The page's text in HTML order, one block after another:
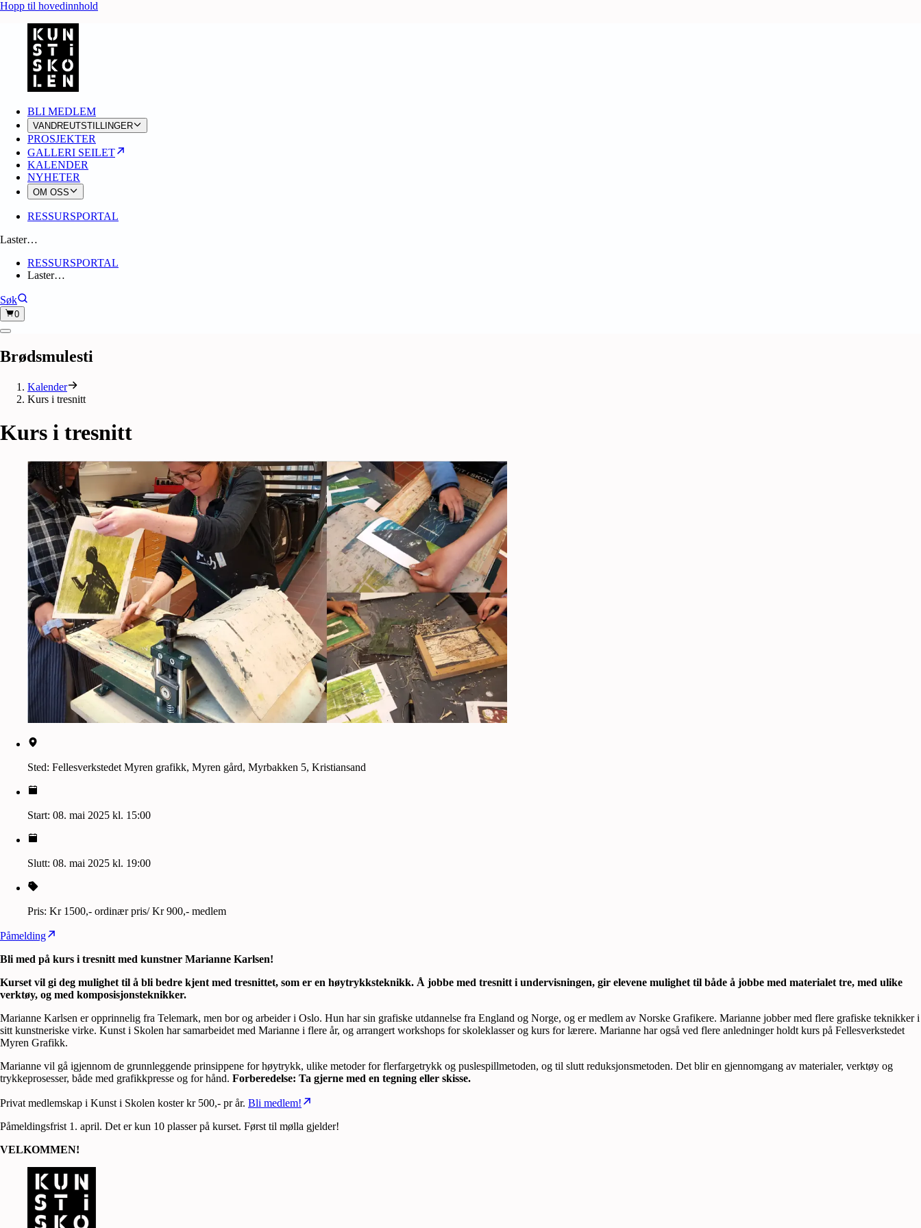
Hopp til hovedinnhold
BLI MEDLEM
VANDREUTSTILLINGER
PROSJEKTER
GALLERI SEILET
KALENDER
NYHETER
OM OSS
RESSURSPORTAL
Laster…
RESSURSPORTAL
Laster…
Søk
0
Brødsmulesti
Kalender
Kurs i tresnitt
Kurs i tresnitt
Sted: Fellesverkstedet Myren grafikk, Myren gård, Myrbakken 5, Kristiansand
Start: 08. mai 2025 kl. 15:00
Slutt: 08. mai 2025 kl. 19:00
Pris: Kr 1500,- ordinær pris/ Kr 900,- medlem
Påmelding
Bli med på kurs i tresnitt med kunstner Marianne Karlsen!
Kurset vil gi deg mulighet til å bli bedre kjent med tresnittet, som er en høytrykksteknikk. Å jobbe med tresnitt i undervisningen, gir elevene mulighet til både å jobbe med materialet tre, med ulike
verktøy, og med komposisjonsteknikker.
Marianne Karlsen er opprinnelig fra Telemark, men bor og arbeider i Oslo. Hun har sin grafiske utdannelse fra England og Norge, og er medlem av Norske Grafikere. Marianne jobber med flere grafiske teknikker i
sitt kunstneriske virke. Kunst i Skolen har samarbeidet med Marianne i flere år, og arrangert workshops for skoleklasser og kurs for lærere. Marianne har også ved flere anledninger holdt kurs på Fellesverkstedet
Myren Grafikk.
Marianne vil gå igjennom de grunnleggende prinsippene for høytrykk, ulike metoder for flerfargetrykk og puslespillmetoden, og til slutt reduksjonsmetoden. Det blir en gjennomgang av materialer, verktøy og
trykkeprosesser, både med grafikkpresse og for hånd. Forberedelse: Ta gjerne med en tegning eller skisse.
Privat medlemskap i Kunst i Skolen koster kr 500,- pr år. Bli medlem!
Påmeldingsfrist 1. april. Det er kun 10 plasser på kurset. Først til mølla gjelder!
VELKOMMEN!